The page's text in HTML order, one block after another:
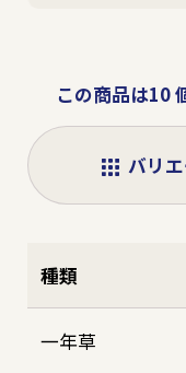
この商品は10
バリ
種類
一年草